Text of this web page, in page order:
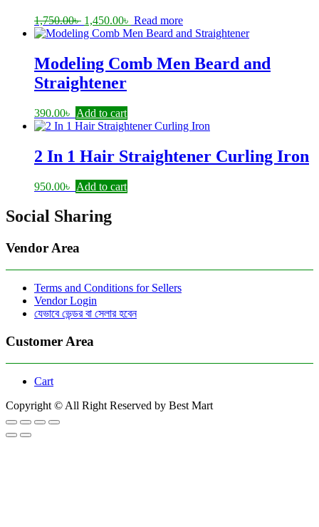
1,750.00৳ Original
price
1,750.00৳ .
1,450.00৳ Current
price
1,450.00৳ .
Read more
Modeling Comb Men Beard and
Straightener
390.00৳ Add to cart
2 In 1 Hair Straightener Curling Iron
950.00৳ Add to cart
Social Sharing
Vendor Area
Terms and Conditions for Sellers
Vendor Login
যেভাবে ভেন্ডর বা সেলার হবেন
Customer Area
Cart
Copyright © All Right Reserved by Best Mart